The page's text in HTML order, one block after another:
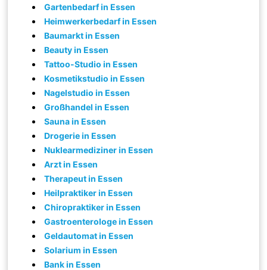
Gartenbedarf in Essen
Heimwerkerbedarf in Essen
Baumarkt in Essen
Beauty in Essen
Tattoo-Studio in Essen
Kosmetikstudio in Essen
Nagelstudio in Essen
Großhandel in Essen
Sauna in Essen
Drogerie in Essen
Nuklearmediziner in Essen
Arzt in Essen
Therapeut in Essen
Heilpraktiker in Essen
Chiropraktiker in Essen
Gastroenterologe in Essen
Geldautomat in Essen
Solarium in Essen
Bank in Essen